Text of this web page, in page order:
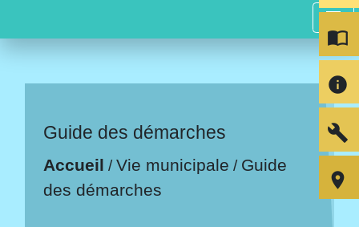
menu
Guide des démarches
Accueil /Vie municipale / Guide
des démarches
import_contacts
info
build
room